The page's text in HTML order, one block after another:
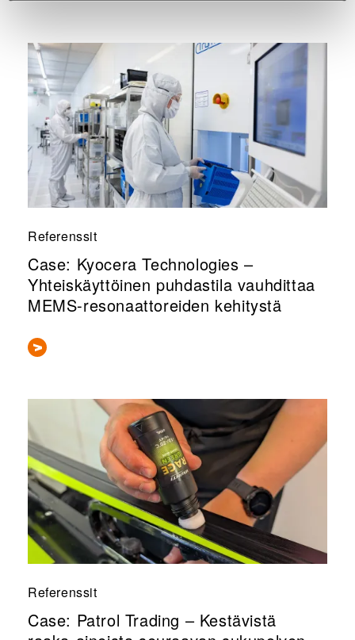
Referenssit
Case: Kyocera Technologies –
Yhteiskäyttöinen puhdastila vauhdittaa
MEMS-resonaattoreiden kehitystä
Referenssit
Case: Patrol Trading – Kestävistä